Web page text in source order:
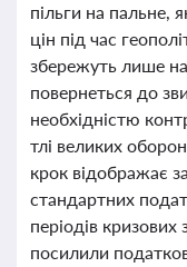
пільги на пальне,
цін під час
збережуть лише
повернеться до
необхідністю
тлі великих
крок відображає
стандартних
періодів
посилили